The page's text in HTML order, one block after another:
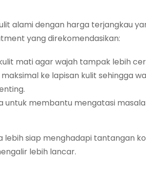
alami dengan harga terjangkau
yang direkomendasikan:
mati agar wajah tampak lebih
ke lapisan kulit sehingga
untuk membantu mengatasi
siap menghadapi tantangan
lebih lancar.